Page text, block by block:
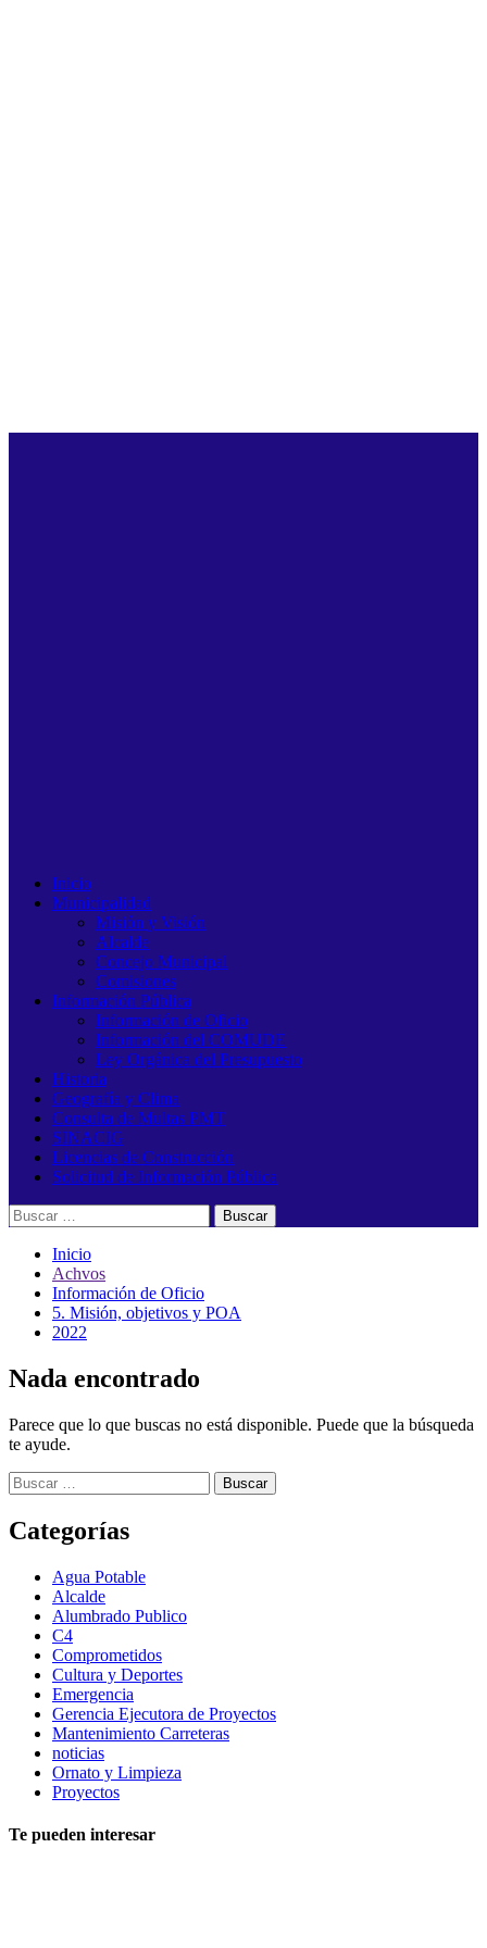
Inicio
Municipalidad
Misión y Visión
Alcalde
Concejo Municipal
Comisiones
Información Pública
Información de Oficio
Información del COMUDE
Ley Orgánica del Presupuesto
Historia
Geografía y Clima
Consulta de Multas PMT
SINACIG
Licencias de Construcción
Solicitud de Información Pública
Buscar:
Inicio
Achvos
Información de Oficio
5. Misión, objetivos y POA
2022
Nada encontrado
Parece que lo que buscas no está disponible. Puede que la búsqueda
te ayude.
Buscar:
Categorías
Agua Potable
Alcalde
Alumbrado Publico
C4
Comprometidos
Cultura y Deportes
Emergencia
Gerencia Ejecutora de Proyectos
Mantenimiento Carreteras
noticias
Ornato y Limpieza
Proyectos
Te pueden interesar